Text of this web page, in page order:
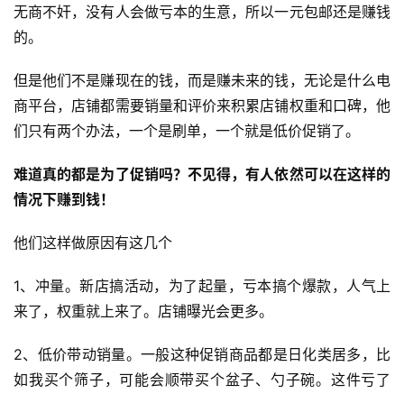
无商不奸，没有人会做亏本的生意，所以一元包邮还是赚钱
的。
但是他们不是赚现在的钱，而是赚未来的钱，无论是什么电
商平台，店铺都需要销量和评价来积累店铺权重和口碑，他
们只有两个办法，一个是刷单，一个就是低价促销了。
难道真的都是为了促销吗？不见得，有人依然可以在这样的
情况下赚到钱！
他们这样做原因有这几个
1、冲量。新店搞活动，为了起量，亏本搞个爆款，人气上
来了，权重就上来了。店铺曝光会更多。
2、低价带动销量。一般这种促销商品都是日化类居多，比
如我买个筛子，可能会顺带买个盆子、勺子碗。这件亏了